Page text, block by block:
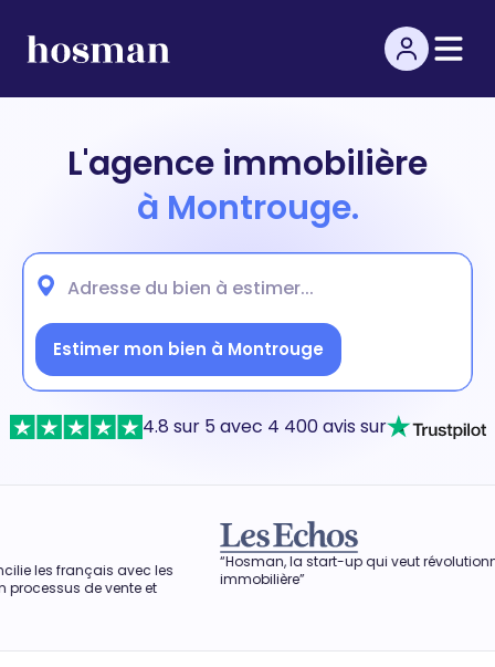
L'agence immobilière
à Montrouge.
Estimer mon bien à Montrouge
4.8 sur 5 avec 4 400 avis sur
les
“Hosman, la start-up qui veut révolutionner l'agence
immobilière”